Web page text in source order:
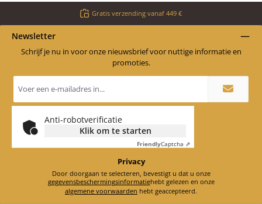
Gratis verzending vanaf 449 €
Newsletter
Schrijf je nu in voor onze nieuwsbrief voor nuttige informatie en
promoties.
mailadres
Anti-robotverificatie
Klik om te starten
FriendlyCaptcha ⇗
Privacy
Door doorgaan te selecteren, bevestigt u dat u onze
gegevensbeschermingsinformatie
hebt gelezen en onze
algemene voorwaarden hebt geaccepteerd.